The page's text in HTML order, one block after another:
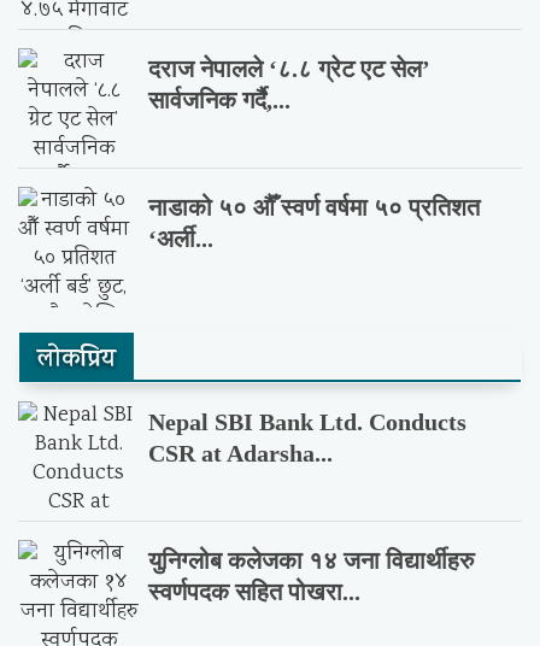
दराज नेपालले ‘८.८ ग्रेट एट सेल’
सार्वजनिक गर्दै,...
नाडाको ५० औँ स्वर्ण वर्षमा ५० प्रतिशत
‘अर्ली...
लाेकप्रिय
Nepal SBI Bank Ltd. Conducts
CSR at Adarsha...
युनिग्लोब कलेजका १४ जना विद्यार्थीहरु
स्वर्णपदक सहित पोखरा...